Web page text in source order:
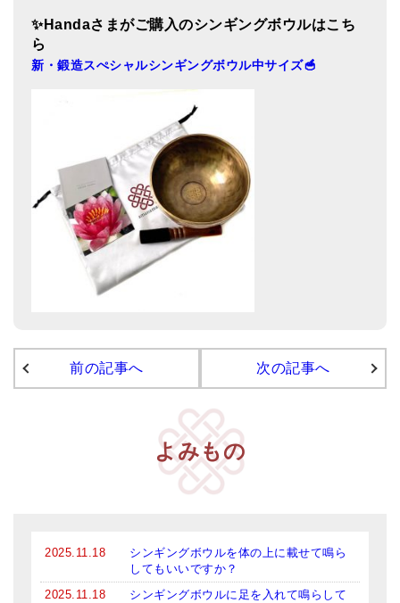
初級講座
倍音呼吸法レッスン
ビギナー講師・養成講座
アマナマナとは
About Us
メールお便り登録
お客様の声
ブログ
✨Handaさまがご購入のシンギングボウルはこち
ら
新・鍛造スぺシャルシンギングボウル中サイズ🥣
前の記事へ 次の記事へ
よみもの
2025.11.18
シンギングボウルを体の上に載せて鳴ら
してもいいですか？
2025.11.18
シンギングボウルに足を入れて鳴らして